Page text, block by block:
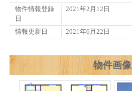
物件情報登録
日
2021年2月12日
情報更新日 2021年6月22日
物件画像